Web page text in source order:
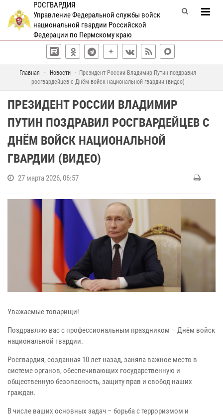
РОСГВАРДИЯ
Управление Федеральной службы войск
национальной гвардии Российской
Федерации по Пермскому краю
Главная Новости
Президент России Владимир Путин поздравил
росгвардейцев с Днём войск национальной гвардии (видео)
ПРЕЗИДЕНТ РОССИИ ВЛАДИМИР
ПУТИН ПОЗДРАВИЛ РОСГВАРДЕЙЦЕВ С
ДНЁМ ВОЙСК НАЦИОНАЛЬНОЙ
ГВАРДИИ (ВИДЕО)
27 марта 2026, 06:57
Уважаемые товарищи!
Поздравляю вас с профессиональным праздником – Днём войск
национальной гвардии.
Росгвардия, созданная 10 лет назад, заняла важное место в
системе органов, обеспечивающих государственную и
общественную безопасность, защиту прав и свобод наших
граждан.
В числе ваших основных задач – борьба с терроризмом и